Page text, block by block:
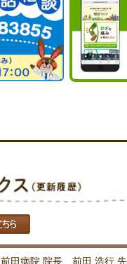
前田病院 院長 前田 浩行